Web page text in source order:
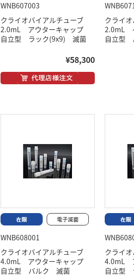
WNB607003
クライオバイアルチューブ
2.0mL アウターキャップ
自立型 ラック(9x9) 滅菌
¥58,300
クライ
2.0mL
自立型
WNB608001
クライオバイアルチューブ
4.0mL アウターキャップ
自立型 バルク 滅菌
クライ
4.0mL
自立型